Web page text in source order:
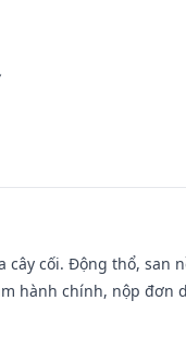
cối. Động thổ,
hành chính, nộp đơn